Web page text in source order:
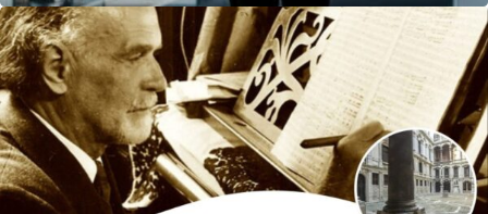
Venezia Risuona! La visione
pedagogica di Kodály nella scuola
contemporanea
17 ottobre 2025
- 19 ottobre 2025
Convegni ,Tavole rotonde